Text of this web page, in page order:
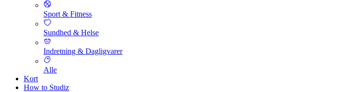
Sport & Fitness
Sundhed & Helse
Indretning & Dagligvarer
Alle
Kort
How to Studiz